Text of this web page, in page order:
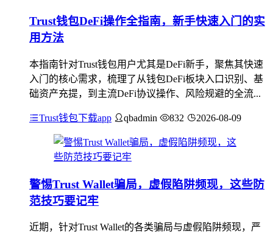
Trust钱包DeFi操作全指南，新手快速入门的实
用方法
本指南针对Trust钱包用户尤其是DeFi新手，聚焦其快速
入门的核心需求，梳理了从钱包DeFi板块入口识别、基
础资产充提，到主流DeFi协议操作、风险规避的全流...
Trust钱包下载app qbadmin 832 2026-08-09
警惕Trust Wallet骗局，虚假陷阱频现，这些防
范技巧要记牢
近期，针对Trust Wallet的各类骗局与虚假陷阱频现，严